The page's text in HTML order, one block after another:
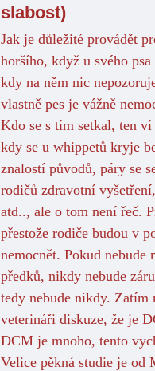
slabost)
Jak je důležité provádět
horšího, když u svého
kdy na něm nic
vlastně pes je vážně
Kdo se s tím setkal, ten
kdy se u whippetů kryje
znalostí původů, páry se
rodičů zdravotní
atd.., ale o tom není řeč.
přestože rodiče budou v
nemocnět. Pokud nebude
předků, nikdy nebude
tedy nebude nikdy. Zatím
veterináři diskuze, že je
DCM je mnoho, tento
Velice pěkná studie je od